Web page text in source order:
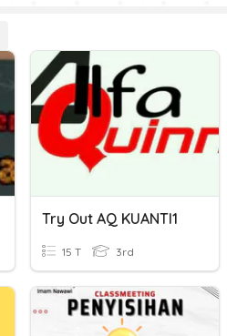
Try Out AQ KUANTI1
15 T 3rd